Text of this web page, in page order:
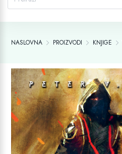
NASLOVNA PROIZVODI KNJIGE